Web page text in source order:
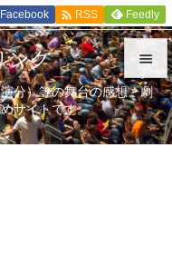


メニュ

Facebook  RSS Feedly
ンク
分）等の舞台の感想、劇
サイトです。